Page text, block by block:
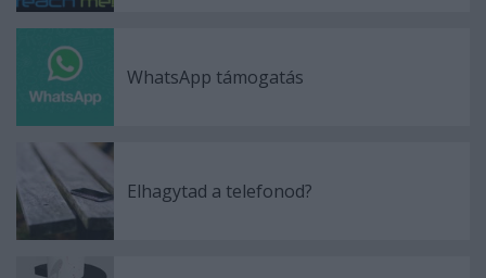
WhatsApp támogatás
Elhagytad a telefonod?